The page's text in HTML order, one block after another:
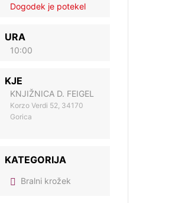
Dogodek je potekel
URA
10:00
KJE
KNJIŽNICA D. FEIGEL
Korzo Verdi 52, 34170
Gorica
KATEGORIJA
Bralni krožek